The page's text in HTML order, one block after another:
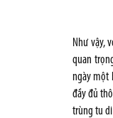
Như vậy,
quan
ngày một
đầy đủ
trùng tu